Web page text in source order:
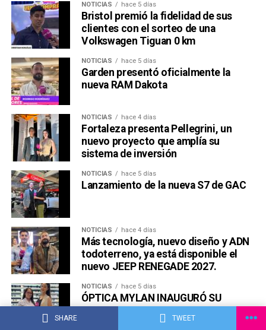
SHARE TWEET
NOTICIAS hace 5 días
Bristol premió la fidelidad de sus
clientes con el sorteo de una
Volkswagen Tiguan 0 km
NOTICIAS hace 5 días
Garden presentó oficialmente la
nueva RAM Dakota
NOTICIAS hace 4 días
Fortaleza presenta Pellegrini, un
nuevo proyecto que amplía su
sistema de inversión
NOTICIAS hace 5 días
Lanzamiento de la nueva S7 de GAC
NOTICIAS hace 4 días
Más tecnología, nuevo diseño y ADN
todoterreno, ya está disponible el
nuevo JEEP RENEGADE 2027.
NOTICIAS hace 5 días
ÓPTICA MYLAN INAUGURÓ SU